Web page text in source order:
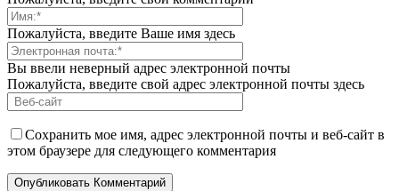
Пожалуйста, введите Ваше имя здесь
Вы ввели неверный адрес электронной почты
Пожалуйста, введите свой адрес электронной почты здесь
Сохранить мое имя, адрес электронной почты и веб-сайт в
этом браузере для следующего комментария